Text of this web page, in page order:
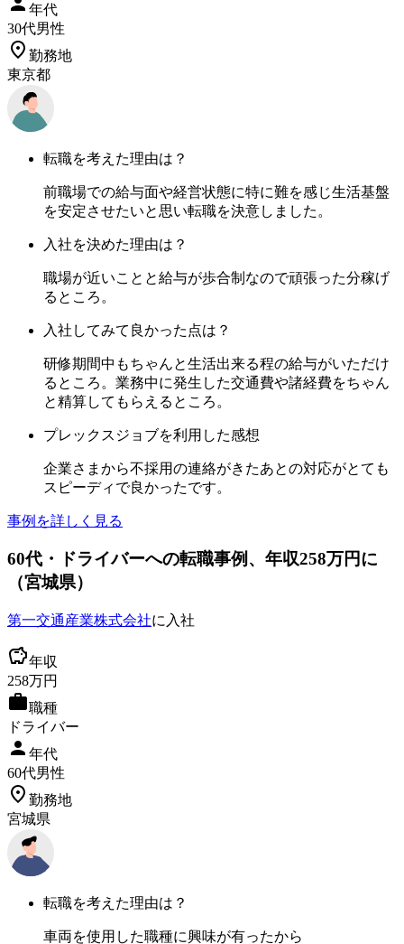
年代
30代男性
勤務地
東京都
転職を考えた理由は？
前職場での給与面や経営状態に特に難を感じ生活基盤
を安定させたいと思い転職を決意しました。
入社を決めた理由は？
職場が近いことと給与が歩合制なので頑張った分稼げ
るところ。
入社してみて良かった点は？
研修期間中もちゃんと生活出来る程の給与がいただけ
るところ。業務中に発生した交通費や諸経費をちゃん
と精算してもらえるところ。
プレックスジョブを利用した感想
企業さまから不採用の連絡がきたあとの対応がとても
スピーディで良かったです。
事例を詳しく見る
60代 ・ドライバーへの転職事例 、年収258万円に
（宮城県）
第一交通産業株式会社に入社
年収
258万円
職種
ドライバー
年代
60代男性
勤務地
宮城県
転職を考えた理由は？
車両を使用した職種に興味が有ったから